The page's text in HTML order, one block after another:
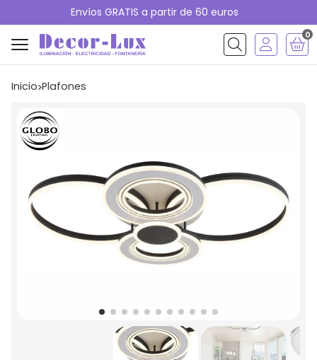
Envíos GRATIS a partir de 60 euros
Buscar
0
Inicio plafones